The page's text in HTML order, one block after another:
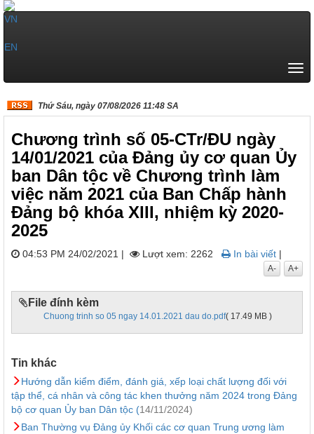
VN
EN
Thứ Sáu, ngày 07/08/2026 11:48 SA
Chương trình số 05-CTr/ĐU ngày
14/01/2021 của Đảng ủy cơ quan Ủy
ban Dân tộc về Chương trình làm
việc năm 2021 của Ban Chấp hành
Đảng bộ khóa XIII, nhiệm kỳ 2020-
2025
04:53 PM 24/02/2021 | Lượt xem: 2262 In bài viết |
A+
A-
File đính kèm
Chuong trinh so 05 ngay 14.01.2021 dau do.pdf( 17.49 MB )
Tin khác
Hướng dẫn kiểm điểm, đánh giá, xếp loại chất lượng đối với
tập thể, cá nhân và công tác khen thưởng năm 2024 trong Đảng
bộ cơ quan Ủy ban Dân tộc (14/11/2024)
Ban Thường vụ Đảng ủy Khối các cơ quan Trung ương làm